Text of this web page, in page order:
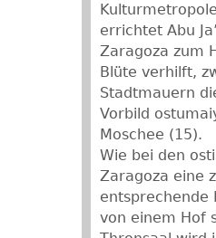
errichtet Abu
Zaragoza zum
Blüte verhilft,
Stadtmauern
Vorbild
Moschee (15).
Wie bei den
Zaragoza eine
entsprechende
von einem Hof